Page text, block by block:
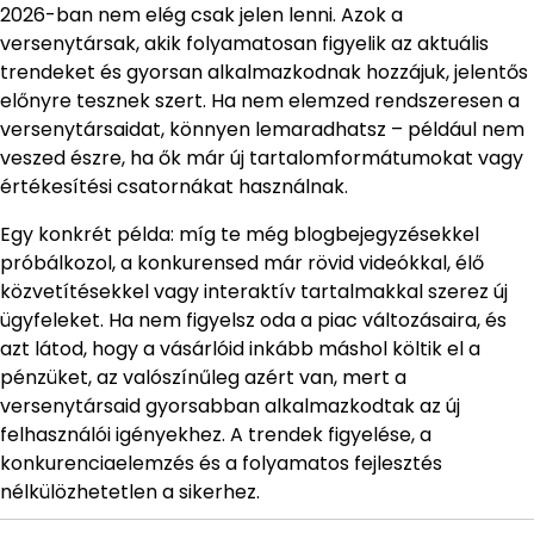
2026-ban nem elég csak jelen lenni. Azok a
versenytársak, akik folyamatosan figyelik az aktuális
trendeket és gyorsan alkalmazkodnak hozzájuk, jelentős
előnyre tesznek szert. Ha nem elemzed rendszeresen a
versenytársaidat, könnyen lemaradhatsz – például nem
veszed észre, ha ők már új tartalomformátumokat vagy
értékesítési csatornákat használnak.
Egy konkrét példa: míg te még blogbejegyzésekkel
próbálkozol, a konkurensed már rövid videókkal, élő
közvetítésekkel vagy interaktív tartalmakkal szerez új
ügyfeleket. Ha nem figyelsz oda a piac változásaira, és
azt látod, hogy a vásárlóid inkább máshol költik el a
pénzüket, az valószínűleg azért van, mert a
versenytársaid gyorsabban alkalmazkodtak az új
felhasználói igényekhez. A trendek figyelése, a
konkurenciaelemzés és a folyamatos fejlesztés
nélkülözhetetlen a sikerhez.